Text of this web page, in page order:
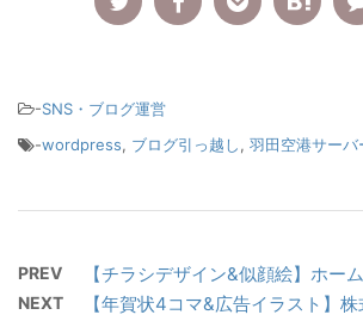
-SNS・ブログ運営
-wordpress, ブログ引っ越し, 羽田空港サーバ
PREV 【チラシデザイン&似顔絵】ホー
NEXT
【年賀状4コマ&広告イラスト】